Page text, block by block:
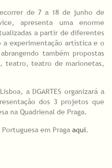
de 7 a 18 de junho de
apresenta uma enorme
a partir de diferentes
experimentação artística e o
também propostas
teatro, teatro de marionetas,
a DGARTES organizará a
dos 3 projetos que
na Quadrienal de Praga.
em Praga aqui.